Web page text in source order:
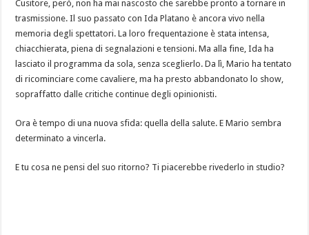
Cusitore, però, non ha mai nascosto che sarebbe pronto a tornare in
trasmissione. Il suo passato con Ida Platano è ancora vivo nella
memoria degli spettatori. La loro frequentazione è stata intensa,
chiacchierata, piena di segnalazioni e tensioni. Ma alla fine, Ida ha
lasciato il programma da sola, senza sceglierlo. Da lì, Mario ha tentato
di ricominciare come cavaliere, ma ha presto abbandonato lo show,
sopraffatto dalle critiche continue degli opinionisti.
Ora è tempo di una nuova sfida: quella della salute. E Mario sembra
determinato a vincerla.
E tu cosa ne pensi del suo ritorno? Ti piacerebbe rivederlo in studio?